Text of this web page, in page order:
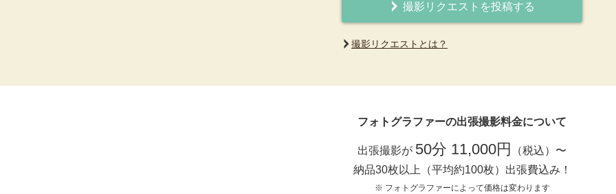
撮影リクエストを投稿する
撮影リクエストとは？
フォトグラファーの出張撮影料金について
出張撮影が 50分 11,000円
（税込）〜
納品30枚以上（平均約100枚）出張費込み！
※ フォトグラファーによって価格は変わります